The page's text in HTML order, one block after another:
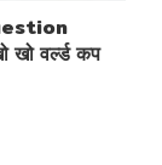
वर्ल्ड कप